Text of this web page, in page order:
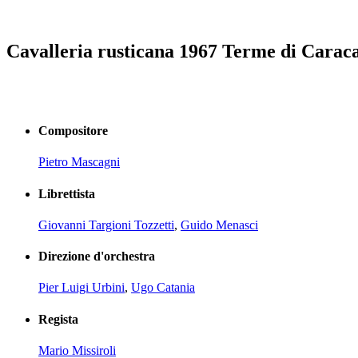
Cavalleria rusticana 1967 Terme di
Compositore
Pietro Mascagni
Librettista
Giovanni Targioni Tozzetti, Guido Menasci
Direzione d'orchestra
Pier Luigi Urbini, Ugo Catania
Regista
Mario Missiroli